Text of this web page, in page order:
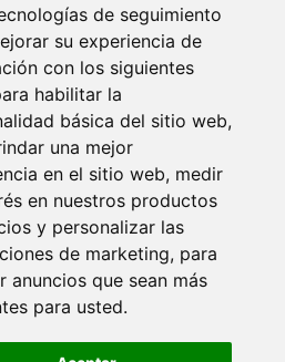
de seguimiento
su experiencia de
con los siguientes
habilitar la
básica del sitio web,
una mejor
en el sitio web, medir
en nuestros productos
y personalizar las
de marketing, para
anuncios que sean más
para usted.
LA ACTRIZ MAS GUAPA DE
BETT RICKARDS), LAS FOTOS
DE LA ALIADA DE ARROW
2013
TODA TU HISTORIA. EPISODIO 3.